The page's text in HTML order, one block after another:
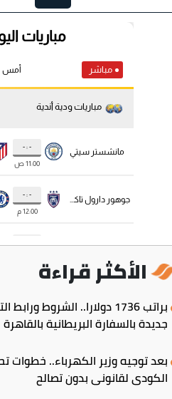
الأكثر قراءة
براتب 1736 دولارا.. الشروط
جديدة بالسفارة البريطانية بالقاهرة
بعد توجيه وزير الكهرباء.. خطوات
الكودي لقانوني بدون تصالح